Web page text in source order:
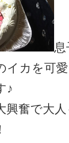
イカを可
♪
興奮で大